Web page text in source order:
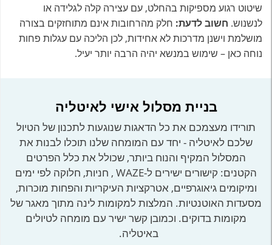
שיטוט רגוע מספיקות בהחלט, עם עצירה קלה לגלידה או
לנשנוש. חשוב לדעת: חלק מהרחובות אינם מתוחזקים בצורה
מושלמת וישנן מדרכות לא אחידות, לכן הליכה עם עגלות פחות
נוחה כאן – שימוש במנשא יהיה הרבה יותר יעיל.
בניית מסלול אישי לאיטליה
תורידו מעצמכם את כל הדאגות שנוגעות לתכנון של הטיול
שלכם לאיטליה - יחד עם המומחה שלנו תוכלו לבנות את
המסלול המקיף והנוח ביותר, שכולל את כלל הפרטים
הקטנים: קישורים ישירים ל-WAZE , חניות, חלוקה לפי ימים
ומיקומים גיאוגרפיים, אטרקציות העיקריות והפחות מוכרות,
מסעדות האוטנטיות. המלצות למקומות לינה מתוך מאגר של
מקומות בדוקים. וכמובן קשר ישיר עם מומחה לטיולים
באיטליה.